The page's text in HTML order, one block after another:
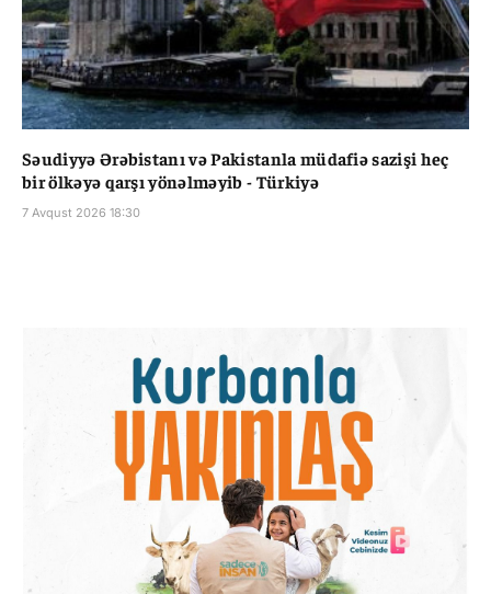
Səudiyyə Ərəbistanı və Pakistanla müdafiə sazişi heç
bir ölkəyə qarşı yönəlməyib - Türkiyə
7 Avqust 2026 18:30